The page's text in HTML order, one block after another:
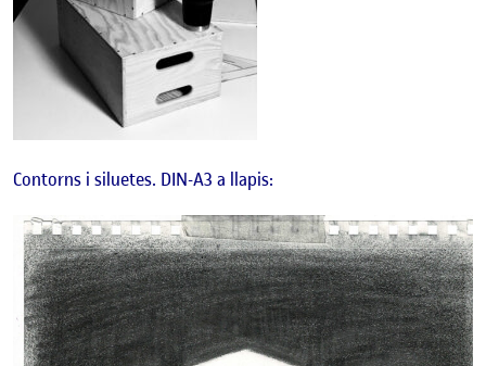
Contorns i siluetes. DIN-A3 a llapis: